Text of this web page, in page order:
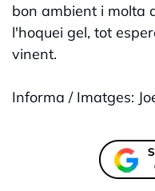
bon ambient i molta
l'hoquei gel, tot
vinent.
Informa / Imatges: